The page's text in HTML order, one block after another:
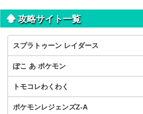
攻略サイト一覧
スプラトゥーン レイダース
ぽこ あ ポケモン
トモコレわくわく
ポケモンレジェンズZ-A